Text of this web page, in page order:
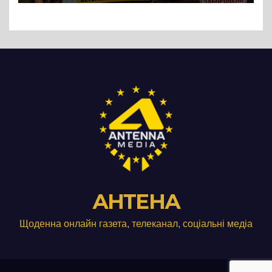
Три», що займається
АНТЕНА
Щоденна онлайн газета, телеканал, соціальні медіа